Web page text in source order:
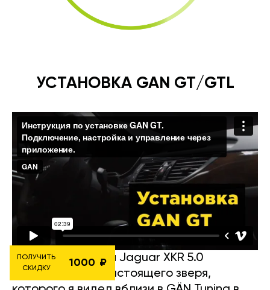
УСТАНОВКА GAN GT/GTL
Представляю вам Jaguar XKR 5.0
Kompressor-S — настоящего зверя,
ПОЛУЧИТЬ
СКИДКУ
1000